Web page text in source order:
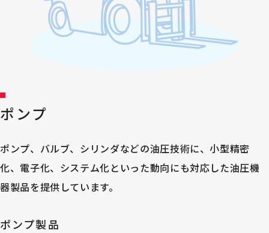
ポンプ
ポンプ、バルブ、シリンダなどの油圧技術に、小型精密
化、電子化、システム化といった動向にも対応した油圧機
器製品を提供しています。
ポンプ製品